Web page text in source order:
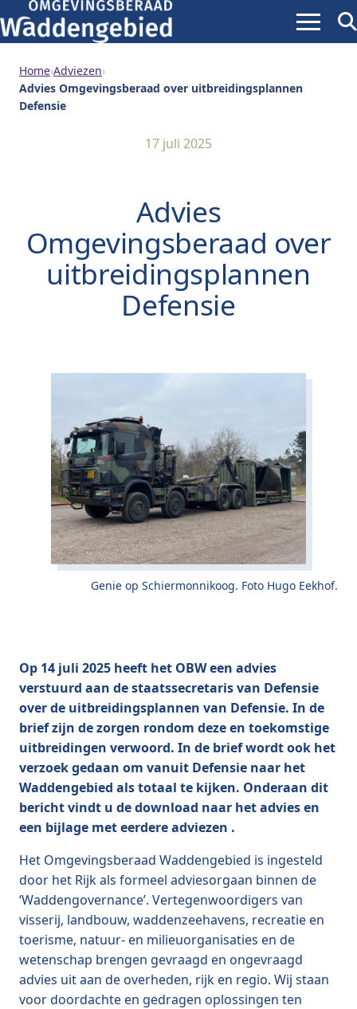
Menu
Home›Adviezen›
Advies Omgevingsberaad over uitbreidingsplannen
Defensie
17 juli 2025
Advies
Omgevingsberaad over
uitbreidingsplannen
Defensie
Genie op Schiermonnikoog. Foto Hugo Eekhof.
Op 14 juli 2025 heeft het OBW een advies
verstuurd aan de staatssecretaris van Defensie
over de uitbreidingsplannen van Defensie. In de
brief zijn de zorgen rondom deze en toekomstige
uitbreidingen verwoord. In de brief wordt ook het
verzoek gedaan om vanuit Defensie naar het
Waddengebied als totaal te kijken. Onderaan dit
bericht vindt u de download naar het advies en
een bijlage met eerdere adviezen .
Het Omgevingsberaad Waddengebied is ingesteld
door het Rijk als formeel adviesorgaan binnen de
‘Waddengovernance’. Vertegenwoordigers van
visserij, landbouw, waddenzeehavens, recreatie en
toerisme, natuur- en milieuorganisaties en de
wetenschap brengen gevraagd en ongevraagd
advies uit aan de overheden, rijk en regio. Wij staan
voor doordachte en gedragen oplossingen ten